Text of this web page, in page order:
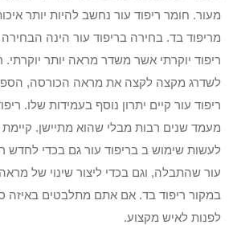
מעור. חומר ריפוד עור נחשב להיות יותר
מריפוד בד. בחירה בריפוד עור הינה
ריפוד יוקרתי אשר משדר מראה יותר יוקרתי.
לשדרג מקצה לקצה את מראה הכורסה,
ריפוד עור קיים יתרון נוסף בעמידות שלו.
מעמד שנים רבות מבלי שהוא מתיישן.
לעשות שימוש ב בריפוד עור גם בכדי לחדש
עור שהתבלה, וגם בכדי ליצור שינוי של
במקור ריפוד בד. אם אתם מתלבטים באיזה
לפנות לאיש מקצוע.